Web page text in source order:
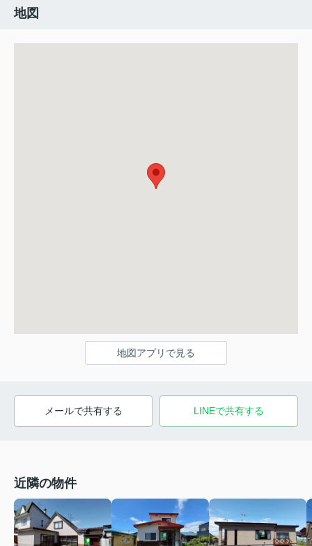
地図
地図アプリで見る
メールで共有する LINEで共有する
近隣の物件